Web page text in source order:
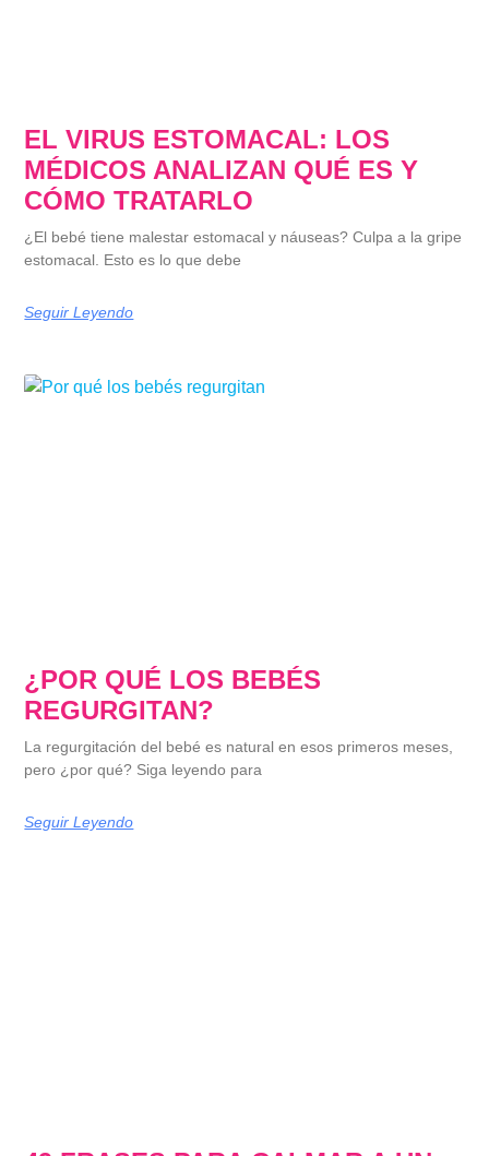
EL VIRUS ESTOMACAL: LOS
MÉDICOS ANALIZAN QUÉ ES Y
CÓMO TRATARLO
¿El bebé tiene malestar estomacal y náuseas? Culpa a la gripe
estomacal. Esto es lo que debe
Seguir Leyendo
¿POR QUÉ LOS BEBÉS
REGURGITAN?
La regurgitación del bebé es natural en esos primeros meses,
pero ¿por qué? Siga leyendo para
Seguir Leyendo